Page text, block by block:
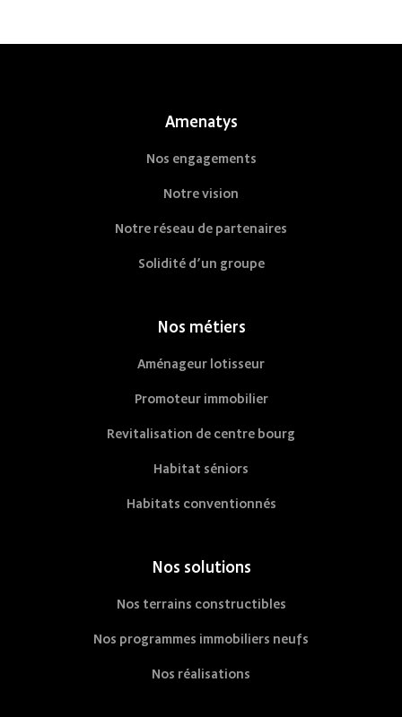
Amenatys
Nos engagements
Notre vision
Notre réseau de partenaires
Solidité d’un groupe
Nos métiers
Aménageur lotisseur
Promoteur immobilier
Revitalisation de centre bourg
Habitat séniors
Habitats conventionnés
Nos solutions
Nos terrains constructibles
Nos programmes immobiliers neufs
Nos réalisations